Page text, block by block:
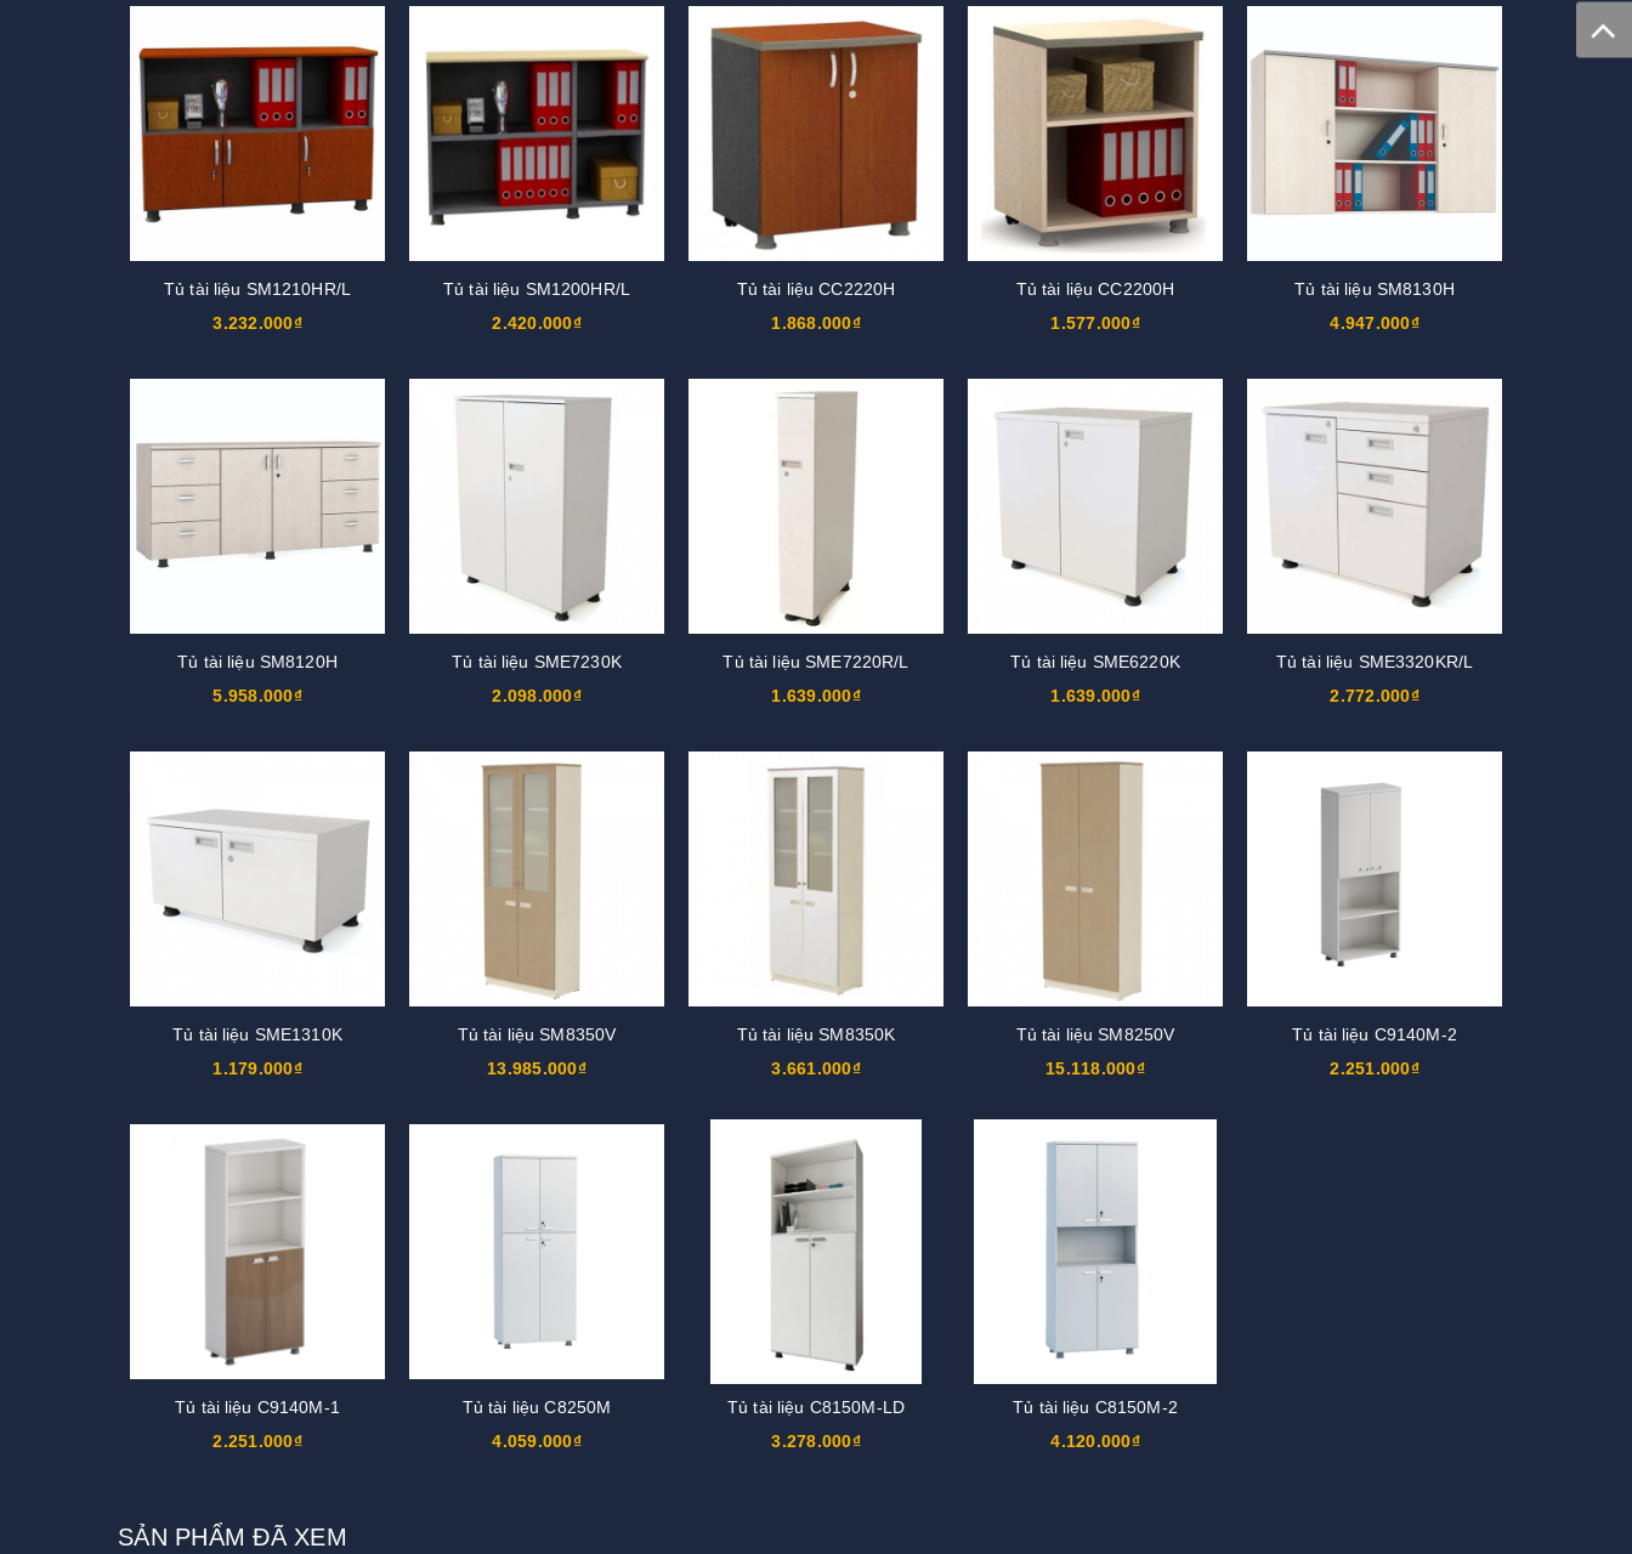
Tủ tài liệu SM1210HR/L
3.232.000₫
Tủ tài liệu SM1200HR/L
2.420.000₫
Tủ tài liệu CC2220H
1.868.000₫
Tủ tài liệu CC2200H
1.577.000₫
Tủ tài liệu SM8130H
4.947.000₫
Tủ tài liệu SM8120H
5.958.000₫
Tủ tài liệu SME7230K
2.098.000₫
Tủ tài liệu SME7220R/L
1.639.000₫
Tủ tài liệu SME6220K
1.639.000₫
Tủ tài liệu SME3320KR/L
2.772.000₫
Tủ tài liệu SME1310K
1.179.000₫
Tủ tài liệu SM8350V
13.985.000₫
Tủ tài liệu SM8350K
3.661.000₫
Tủ tài liệu SM8250V
15.118.000₫
Tủ tài liệu C9140M-2
2.251.000₫
Tủ tài liệu C9140M-1
2.251.000₫
Tủ tài liệu C8250M
4.059.000₫
Tủ tài liệu C8150M-LD
3.278.000₫
Tủ tài liệu C8150M-2
4.120.000₫
SẢN PHẨM ĐÃ XEM